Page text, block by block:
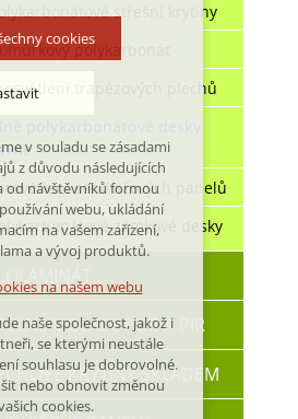
střešní krytiny
polykarbonát
trapézových plechů
sendvičových panelů
zámkové desky
IZOLACE PUR A PIR
KRYTINY SKLADEM
cookies
webu
(session):
volby jazyka, apod.
(Google)
na našem webu
v souladu se zásadami
z důvodu následujících
od návštěvníků formou
webu, ukládání
na vašem zařízení,
a vývoj produktů.
na našem webu
naše společnost, jakož i
se kterými neustále
souhlasu je dobrovolné.
nebo obnovit změnou
cookies.